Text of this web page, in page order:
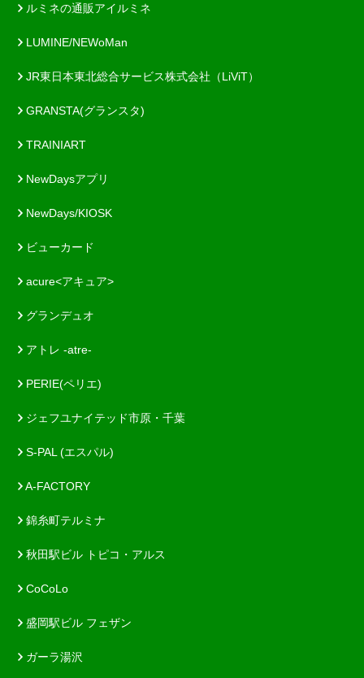
ルミネの通販アイルミネ
LUMINE/NEWoMan
JR東日本東北総合サービス株式会社（LiViT）
GRANSTA(グランスタ)
TRAINIART
NewDaysアプリ
NewDays/KIOSK
ビューカード
acure<アキュア>
グランデュオ
アトレ -atre-
PERIE(ペリエ)
ジェフユナイテッド市原・千葉
S-PAL (エスパル)
A-FACTORY
錦糸町テルミナ
秋田駅ビル トピコ・アルス
CoCoLo
盛岡駅ビル フェザン
ガーラ湯沢